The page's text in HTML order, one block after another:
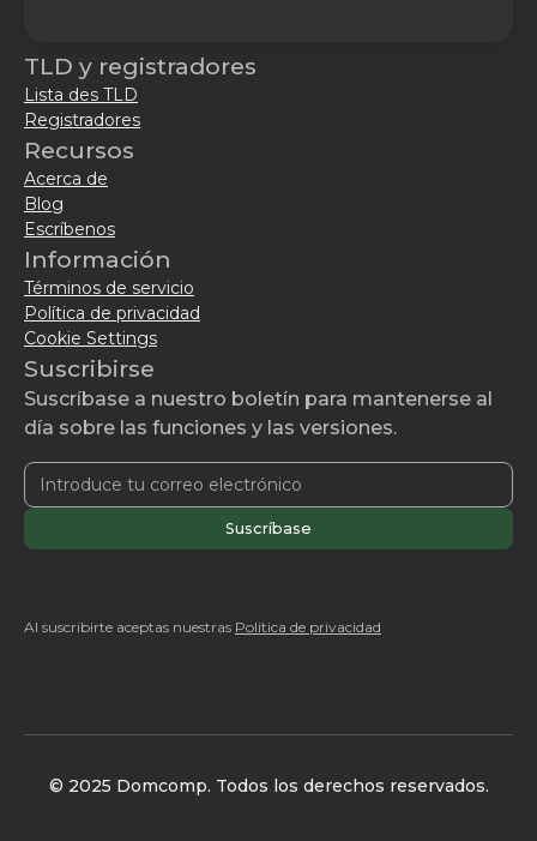
TLD y registradores
Lista des TLD
Registradores
Recursos
Acerca de
Blog
Escríbenos
Información
Términos de servicio
Política de privacidad
Cookie Settings
Suscribirse
Suscríbase a nuestro boletín para mantenerse al
día sobre las funciones y las versiones.
Al suscribirte aceptas nuestras Política de privacidad
© 2025 Domcomp. Todos los derechos reservados.